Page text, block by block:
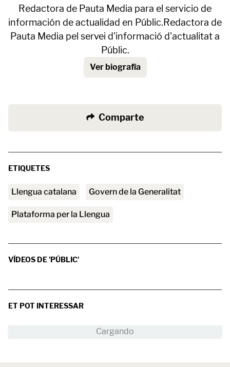
Redactora de Pauta Media para el servicio de
información de actualidad en Públic.Redactora de
Pauta Media pel servei d'informació d'actualitat a
Públic.
Ver biografía
Comparte
ETIQUETES
Llengua catalana Govern de la Generalitat
Plataforma per la Llengua
VÍDEOS DE 'PÚBLIC'
ET POT INTERESSAR